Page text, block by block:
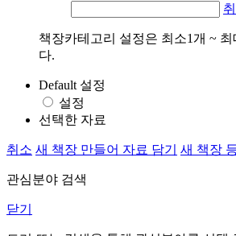
책장카테고리 설정은 최소1개 ~ 최
다.
Default 설정
설정
선택한 자료
취소 새 책장 만들어 자료 담기 새 책장
관심분야 검색
닫기